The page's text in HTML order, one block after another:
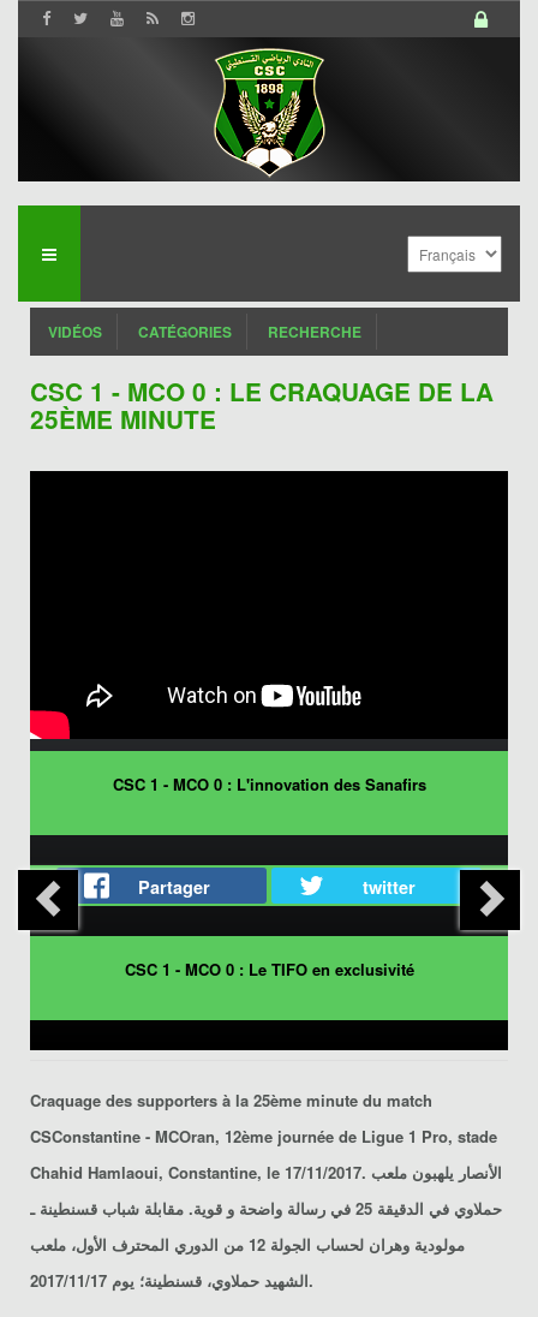
VIDÉOS CATÉGORIES RECHERCHE
CSC 1 - MCO 0 : LE CRAQUAGE DE LA
25ÈME MINUTE
CSC 1 - MCO 0 : L'innovation des Sanafirs
Partager twitter
CSC 1 - MCO 0 : Le TIFO en exclusivité
Craquage des supporters à la 25ème minute du match
CSConstantine - MCOran, 12ème journée de Ligue 1 Pro, stade
Chahid Hamlaoui, Constantine, le 17/11/2017. الأنصار يلهبون ملعب
حملاوي في الدقيقة 25 في رسالة واضحة و قوية. مقابلة
شباب قسنطينة ـ
مولودية وهران
لحساب الجولة 12 من الدوري المحترف الأول، ملعب
الشهيد حملاوي، قسنطينة؛ يوم 2017/11/17.